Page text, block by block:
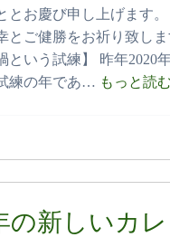
とお慶び申し上げます
とご健勝をお祈り致しま
という試練】 昨年2020
練の年であ… もっと読
の新しいカ